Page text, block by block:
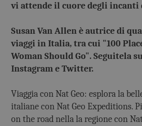
vi attende il cuore degli incanti
Susan Van Allen è autrice di
viaggi in Italia, tra cui "100
Woman Should Go". Seguitela
Instagram e Twitter.
Viaggia con Nat Geo: esplora la
italiane con Nat Geo Expeditions.
on the road nella la regione con